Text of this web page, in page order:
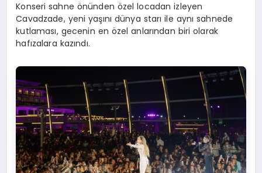
Konseri sahne önünden özel locadan izleyen
Cavadzade, yeni yaşını dünya starı ile aynı sahnede
kutlaması, gecenin en özel anlarından biri olarak
hafızalara kazındı.